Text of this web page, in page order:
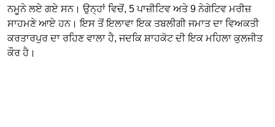
ਨਮੂਨੇ ਲਏ ਗਏ ਸਨ। ਉਨ੍ਹਾਂ ਵਿਚੋਂ, 5 ਪਾਜ਼ੀਟਿਵ ਅਤੇ 9 ਨੇਗੇਟਿਵ ਮਰੀਜ਼
ਸਾਹਮਣੇ ਆਏ ਹਨ। ਇਸ ਤੋਂ ਇਲਾਵਾ ਇਕ ਤਬਲੀਗੀ ਜਮਾਤ ਦਾ ਵਿਅਕਤੀ
ਕਰਤਾਰਪੁਰ ਦਾ ਰਹਿਣ ਵਾਲਾ ਹੈ, ਜਦਕਿ ਸ਼ਾਹਕੋਟ ਦੀ ਇਕ ਮਹਿਲਾ ਕੁਲਜੀਤ
ਕੌਰ ਹੈ।